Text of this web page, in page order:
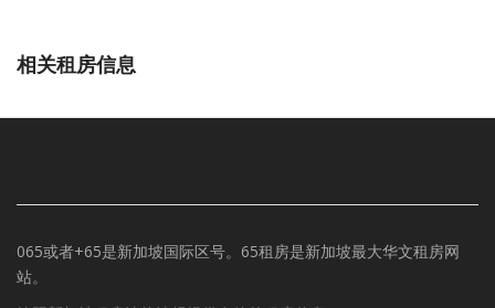
相关租房信息
065或者+65是新加坡国际区号。65租房是新加坡最大华文租房网
站。